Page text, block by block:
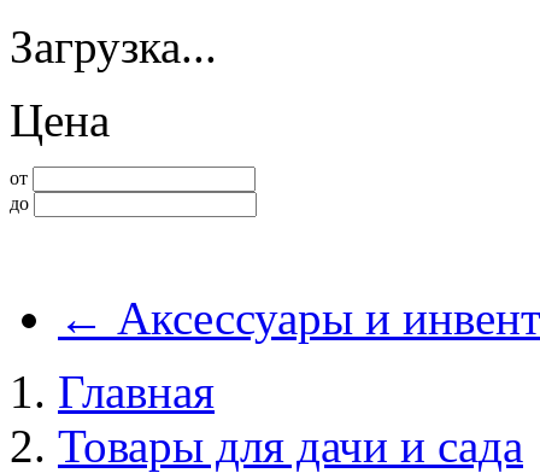
Загрузка...
Цена
от
до
← Аксессуары и
Главная
Товары для дачи и сада